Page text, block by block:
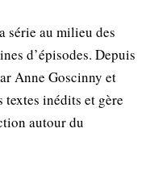
série au milieu des
d’épisodes. Depuis
Anne Goscinny et
inédits et gère
autour du